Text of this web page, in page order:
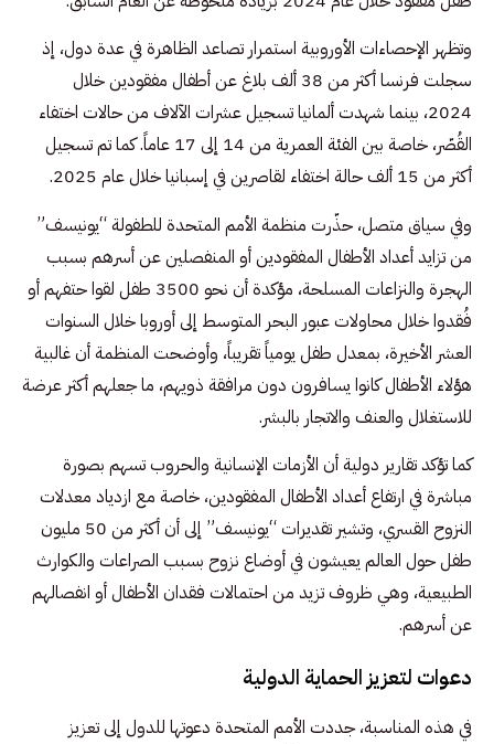
وتظهر الإحصاءات الأوروبية استمرار تصاعد الظاهرة في عدة دول، إذ
سجلت فرنسا أكثر من 38 ألف بلاغ عن أطفال مفقودين خلال
2024، بينما شهدت ألمانيا تسجيل عشرات الآلاف من حالات اختفاء
القُصّر، خاصة بين الفئة العمرية من 14 إلى 17 عاماً. كما تم تسجيل
أكثر من 15 ألف حالة اختفاء لقاصرين في إسبانيا خلال عام 2025.
وفي سياق متصل، حذّرت منظمة الأمم المتحدة للطفولة “يونيسف”
من تزايد أعداد الأطفال المفقودين أو المنفصلين عن أسرهم بسبب
الهجرة والنزاعات المسلحة، مؤكدة أن نحو 3500 طفل لقوا حتفهم أو
فُقدوا خلال محاولات عبور البحر المتوسط إلى أوروبا خلال السنوات
العشر الأخيرة، بمعدل طفل يومياً تقريباً، وأوضحت المنظمة أن غالبية
هؤلاء الأطفال كانوا يسافرون دون مرافقة ذويهم، ما جعلهم أكثر عرضة
للاستغلال والعنف والاتجار بالبشر.
كما تؤكد تقارير دولية أن الأزمات الإنسانية والحروب تسهم بصورة
مباشرة في ارتفاع أعداد الأطفال المفقودين، خاصة مع ازدياد معدلات
النزوح القسري، وتشير تقديرات “يونيسف” إلى أن أكثر من 50 مليون
طفل حول العالم يعيشون في أوضاع نزوح بسبب الصراعات والكوارث
الطبيعية، وهي ظروف تزيد من احتمالات فقدان الأطفال أو انفصالهم
عن أسرهم.
دعوات لتعزيز الحماية الدولية
في هذه المناسبة، جددت الأمم المتحدة دعوتها للدول إلى تعزيز